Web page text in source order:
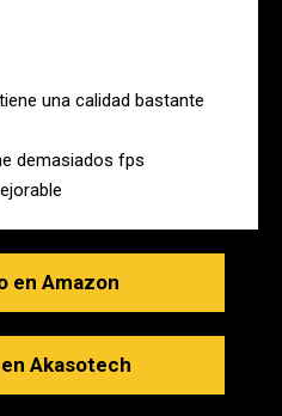
una calidad bastante
demasiados fps
en Amazon
Akasotech